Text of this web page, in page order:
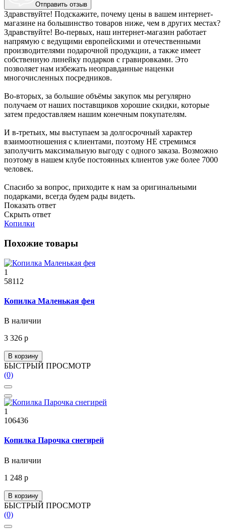
Отправить отзыв
Здравствуйте! Подскажите, почему цены в вашем интернет-
магазине на большинство товаров ниже, чем в других местах?
Здравствуйте! Во-первых, наш интернет-магазин работает
напрямую с ведущими европейскими и отечественными
производителями подарочной продукции, а также имеет
собственную линейку подарков с гравировками. Это
позволяет нам избежать неоправданные наценки
многочисленных посредников.
Во-вторых, за большие объёмы закупок мы регулярно
получаем от наших поставщиков хорошие скидки, которые
затем предоставляем нашим конечным покупателям.
И в-третьих, мы выступаем за долгосрочный характер
взаимоотношения с клиентами, поэтому НЕ стремимся
заполучить максимальную выгоду с одного заказа. Возможно
поэтому в нашем клубе постоянных клиентов уже более 7000
человек.
Спасибо за вопрос, приходите к нам за оригинальными
подарками, всегда будем рады видеть.
Показать ответ
Скрыть ответ
Копилки
Похожие товары
1
58112
Копилка Маленькая фея
В наличии
3 326 р
В корзину
БЫСТРЫЙ ПРОСМОТР
(0)
1
106436
Копилка Парочка снегирей
В наличии
1 248 р
В корзину
БЫСТРЫЙ ПРОСМОТР
(0)